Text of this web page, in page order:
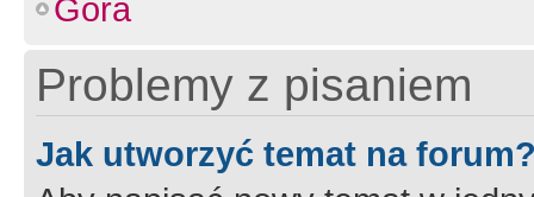
Góra
Problemy z pisaniem
Jak utworzyć temat na